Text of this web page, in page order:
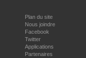
Plan du site
Nous joindre
Facebook
Twitter
Applications
Partenaires